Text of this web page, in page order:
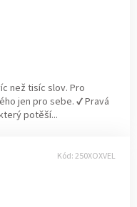
než tisíc slov. Pro
jen pro sebe. ✔ Pravá
potěší...
Kód:250XOXVEL